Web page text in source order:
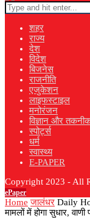
शहर
राज्य
देश
विदेश
बिजनेस
राजनीति
एजुकेशन
लाइफस्टाइल
मनोरंजन
विज्ञान और
स्पोर्ट्स
धर्म
स्वास्थ्य
E-PAPER
Copyright 2023 - All
ePaper
Home जालंधर Daily
मामलों में होगा सुधार,